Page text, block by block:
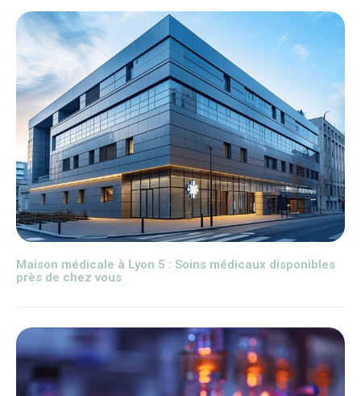
Maison médicale à Lyon 5 : Soins médicaux disponibles
près de chez vous